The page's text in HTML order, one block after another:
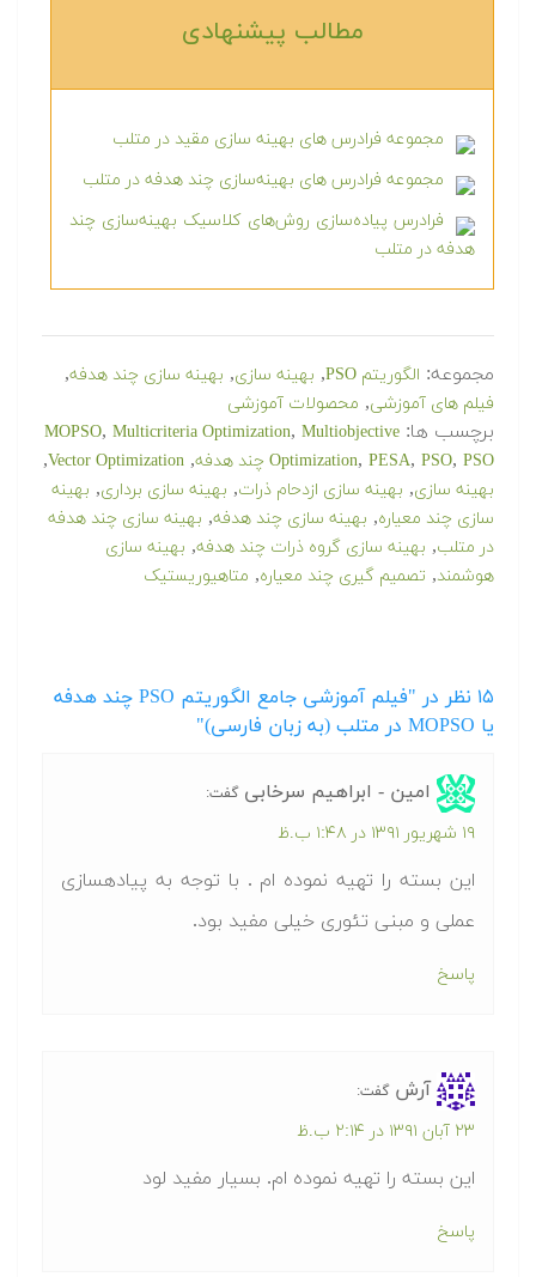
مطالب پیشنهادی‎
مجموعه فرادرس های بهینه سازی مقید در متلب
مجموعه فرادرس های بهینه‌سازی چند هدفه در متلب
فرادرس پیاده‌سازی روش‌های کلاسیک بهینه‌سازی چند
هدفه در متلب
مجموعه: الگوریتم PSO , بهینه سازی, بهینه سازی چند هدفه,
فیلم های آموزشی, محصولات آموزشی
برچسب ها: MOPSO, Multicriteria Optimization, Multiobjective
Optimization, PESA, PSO, PSO چند هدفه ,
Vector Optimization
,
بهینه سازی, بهینه سازی ازدحام ذرات, بهینه سازی برداری, بهینه
سازی چند معیاره, بهینه سازی چند هدفه, بهینه سازی چند هدفه
در متلب, بهینه سازی گروه ذرات چند هدفه, بهینه سازی
هوشمند, تصمیم گیری چند معیاره, متاهیوریستیک
۱۵
نظر در "فیلم آموزشی جامع الگوریتم PSO چند هدفه
یا MOPSO در متلب (به زبان فارسی)"
امین - ابراهیم سرخابی گفت:
۱۹ شهریور ۱۳۹۱ در ۱:۴۸ ب.ظ
این بسته را تهیه نموده ام . با توجه به پیادهسازی
عملی و مبنی تئوری خیلی مفید بود.
پاسخ
آرش گفت:
۲۳ آبان ۱۳۹۱ در ۲:۱۴ ب.ظ
این بسته را تهیه نموده ام. بسیار مفید لود
پاسخ